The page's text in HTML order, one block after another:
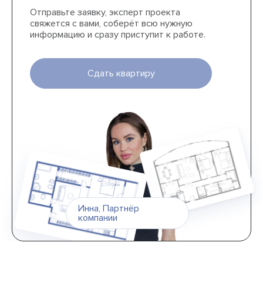
Отправьте заявку, эксперт проекта
свяжется с вами, соберёт всю нужную
информацию и сразу приступит к работе.
Сдать квартиру
Инна, Партнёр
компании